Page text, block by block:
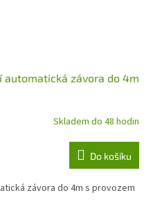
automatická závora do 4m
Skladem do 48 hodin
Do košíku
závora do 4m s provozem